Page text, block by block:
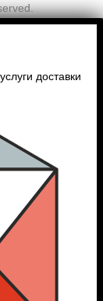
доставки